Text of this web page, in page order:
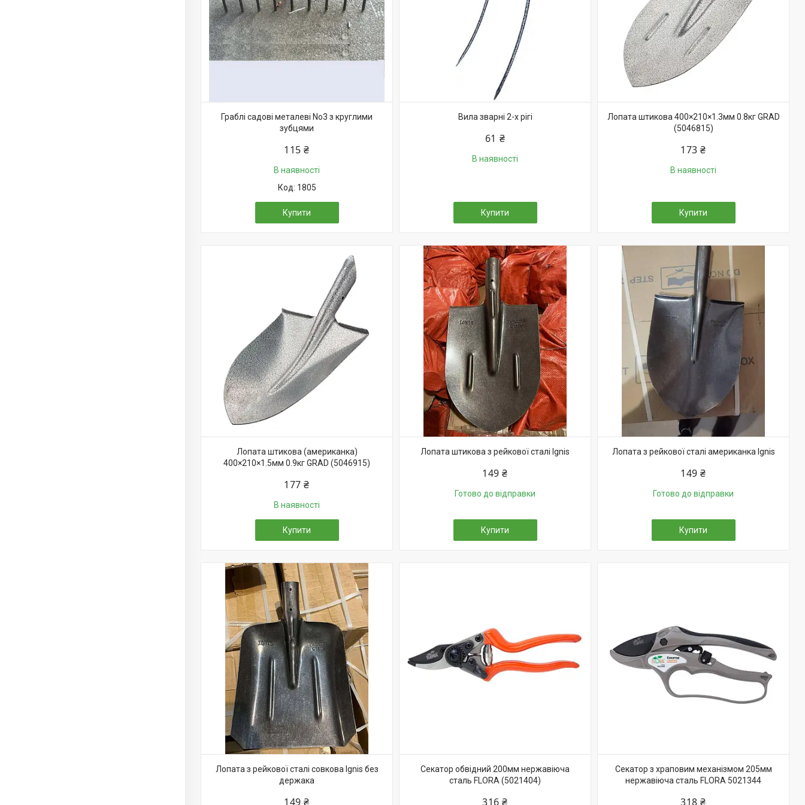
Граблі садові металеві No3 з круглими
зубцями
115 ₴
В наявності
1805
Купити
Вила зварні 2-х рігі
61 ₴
В наявності
Купити
Лопата штикова 400×210×1.3мм 0.8кг GRAD
(5046815)
173 ₴
В наявності
Купити
Лопата штикова (американка)
400×210×1.5мм 0.9кг GRAD (5046915)
177 ₴
В наявності
Купити
Лопата штикова з рейкової сталі Ignis
149 ₴
Готово до відправки
Купити
Лопата з рейкової сталі американка Ignis
149 ₴
Готово до відправки
Купити
Лопата з рейкової сталі совкова Ignis без
держака
149 ₴
Секатор обвідний 200мм нержавіюча
сталь FLORA (5021404)
316 ₴
Секатор з храповим механізмом 205мм
нержавіюча сталь FLORA 5021344
318 ₴